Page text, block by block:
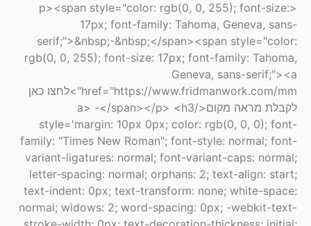
<p><span style="color: rgb(0, 0, 255); font-size:
17px; font-family: Tahoma, Geneva, sans-
serif;">&nbsp;-&nbsp;</span><span style="color:
rgb(0, 0, 255); font-size: 17px; font-family: Tahoma,
Geneva, sans-serif;"><a
href="https://www.fridmanwork.com/mm">לחצו כאן
לקבלת מראה מקום</a> -</span></p> <h3
style='margin: 10px 0px; color: rgb(0, 0, 0); font-
family: "Times New Roman"; font-style: normal; font-
variant-ligatures: normal; font-variant-caps: normal;
letter-spacing: normal; orphans: 2; text-align: start;
text-indent: 0px; text-transform: none; white-space:
normal; widows: 2; word-spacing: 0px; -webkit-text-